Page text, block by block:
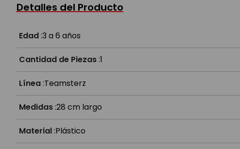
Detalles del Producto
Edad:3 a 6 años
Cantidad de Piezas:1
Línea:Teamsterz
Medidas:28 cm largo
Material:Plástico